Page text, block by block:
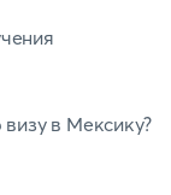
визу в Мексику?